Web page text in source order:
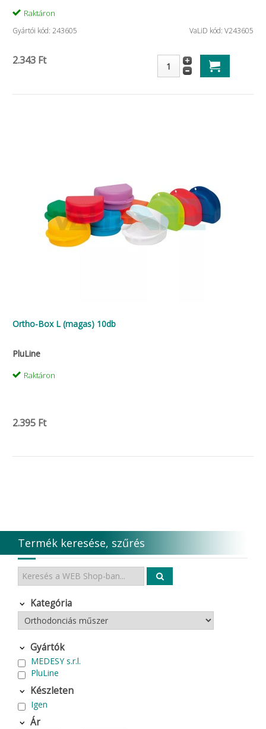
Raktáron
Gyártói kód: 243605 VaLiD kód: V243605
2.343 Ft
Ortho-Box L (magas) 10db
PluLine
Raktáron
2.395 Ft
Termék keresése, szűrés
Kategória
Gyártók
MEDESY s.r.l.
PluLine
Készleten
Igen
Ár